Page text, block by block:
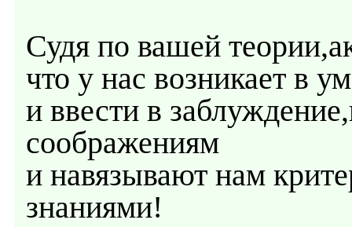
Судя по вашей
что у нас возникает в
и ввести в
соображениям
и навязывают нам
знаниями!